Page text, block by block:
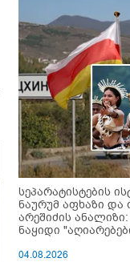
სეპარატისტების
ნაურუმ აფხაზი და
არეშიძის
ნაყიდი
04.08.2026